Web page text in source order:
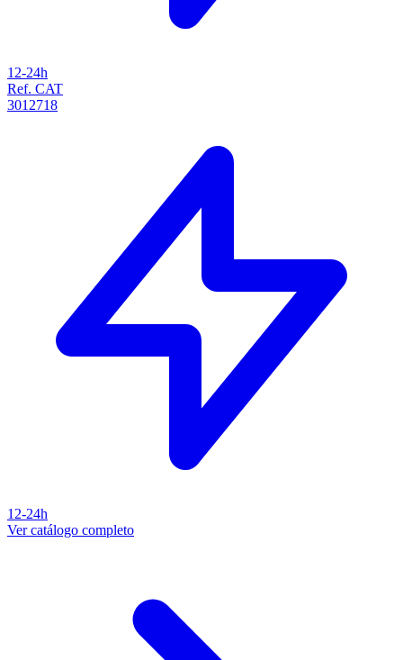
12-24h
Ref. CAT
3012718
12-24h
Ver catálogo completo